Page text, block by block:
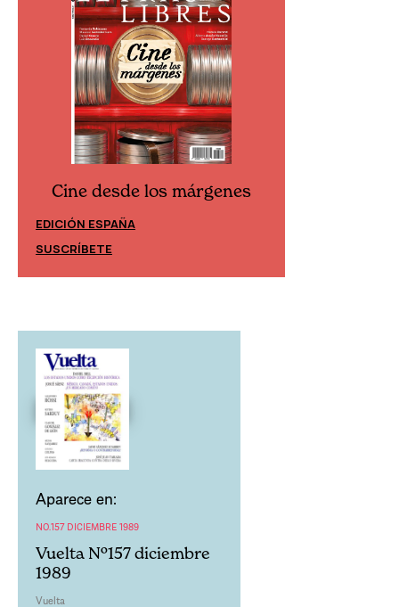
Cine desde los márgenes
EDICIÓN ESPAÑA
SUSCRÍBETE
Aparece en:
NO.157 DICIEMBRE 1989
Vuelta Nº157 diciembre
1989
Vuelta